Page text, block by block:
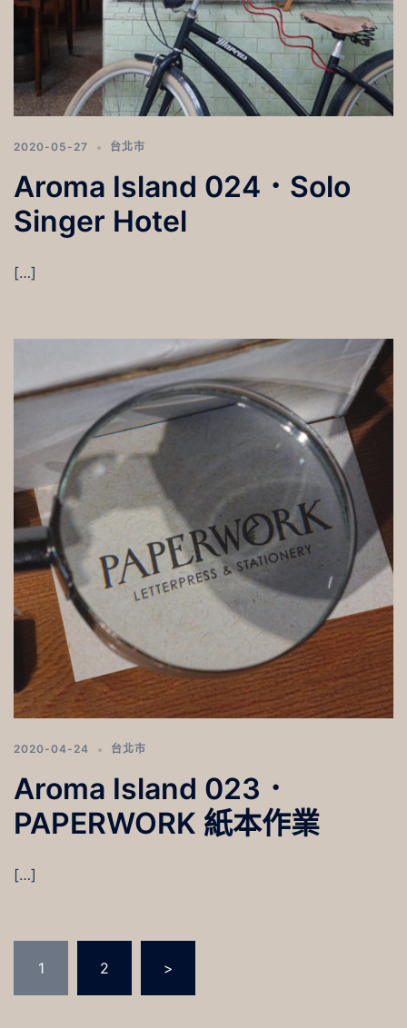
2020-05-27 台北市
Aroma Island 024．Solo
Singer Hotel
[…]
2020-04-24 台北市
Aroma Island 023．
PAPERWORK 紙本作業
[…]
分
1 2 >